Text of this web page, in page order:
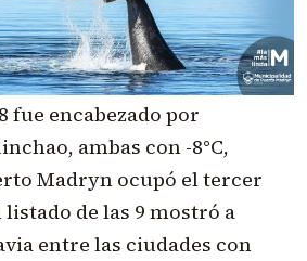
fue encabezado por
ambas con -8°C,
Madryn ocupó el tercer
de las 9 mostró a
entre las ciudades con